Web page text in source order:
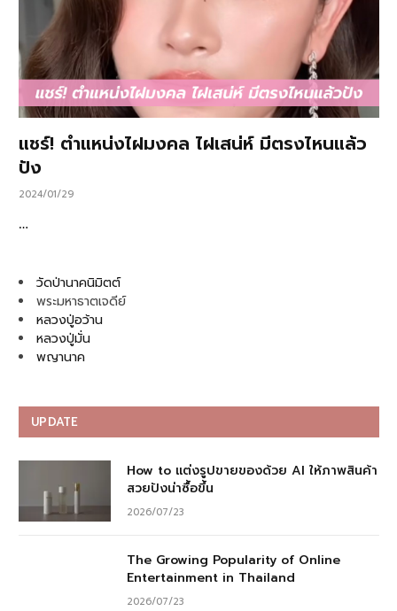
แชร์! ตำแหน่งไฝมงคล ไฝเสน่ห์ มีตรงไหนแล้ว
ปัง
2024/01/29
…
วัดป่านาคนิมิตต์
พระมหาธาตเจดีย์
หลวงปู่อว้าน
หลวงปู่มั่น
พญานาค
UPDATE
How to แต่งรูปขายของด้วย AI ให้ภาพสินค้า
สวยปังน่าซื้อขึ้น
2026/07/23
The Growing Popularity of Online
Entertainment in Thailand
2026/07/23